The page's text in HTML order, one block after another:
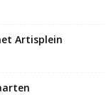
Artisplein